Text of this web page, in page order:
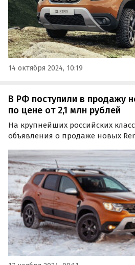
14 октября 2024, 10:19
В РФ поступили в продажу
по цене от 2,1 млн рублей
На крупнейших российских
объявления о продаже новых
которые сошли с конвейера в